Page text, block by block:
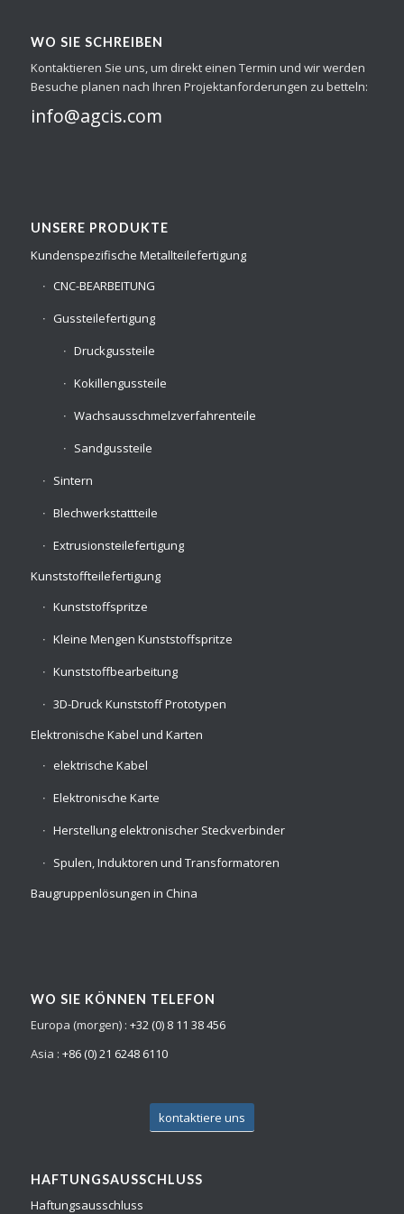
WO SIE SCHREIBEN
Kontaktieren Sie uns, um direkt einen Termin und wir werden
Besuche planen nach Ihren Projektanforderungen zu betteln:
info@agcis.com
UNSERE PRODUKTE
Kundenspezifische Metallteilefertigung
CNC-BEARBEITUNG
Gussteilefertigung
Druckgussteile
Kokillengussteile
Wachsausschmelzverfahrenteile
Sandgussteile
Sintern
Blechwerkstattteile
Extrusionsteilefertigung
Kunststoffteilefertigung
Kunststoffspritze
Kleine Mengen Kunststoffspritze
Kunststoffbearbeitung
3D-Druck Kunststoff Prototypen
Elektronische Kabel und Karten
elektrische Kabel
Elektronische Karte
Herstellung elektronischer Steckverbinder
Spulen, Induktoren und Transformatoren
Baugruppenlösungen in China
WO SIE KÖNNEN TELEFON
Europa (morgen) : +32 (0) 8 11 38 456
Asia : +86 (0) 21 6248 6110
kontaktiere uns
HAFTUNGSAUSSCHLUSS
Haftungsausschluss